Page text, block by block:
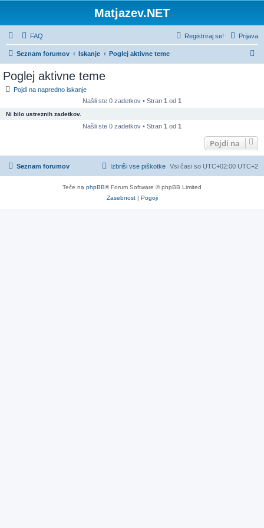
Matjazev.NET
FAQ Prijava
Registriraj se!
Seznam forumov Iskanje Poglej aktivne teme
e
Poglej aktivne teme
Pojdi na napredno iskanje
Našli ste 0 zadetkov • Stran 1 od 1
Ni bilo ustreznih zadetkov.
Našli ste 0 zadetkov • Stran 1 od 1
Pojdi na
Seznam forumov Vsi časi so UTC+02:00 UTC+2
Izbriši vse piškotke
Teče na phpBB® Forum Software © phpBB Limited
Zasebnost| Pogoji